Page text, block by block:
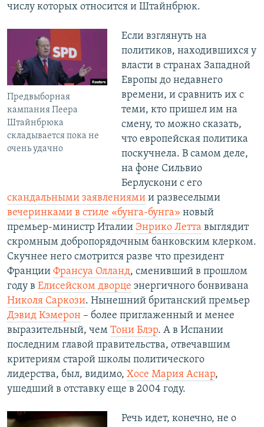
числу которых относится и Штайнбрюк.
Предвыборная
кампания Пеера
Штайнбрюка
складывается пока не
очень удачно
​Если взглянуть на
политиков, находившихся у
власти в странах Западной
Европы до недавнего
времени, и сравнить их с
теми, кто пришел им на
смену, то можно сказать,
что европейская политика
поскучнела. В самом деле,
на фоне Сильвио
Берлускони с его
скандальными заявлениями и развеселыми
вечеринками в стиле «бунга-бунга» новый
премьер-министр Италии Энрико Летта выглядит
скромным добропорядочным банковским клерком.
Скучнее него смотрится разве что президент
Франции Франсуа Олланд, сменивший в прошлом
году в Елисейском дворце энергичного бонвивана
Николя Саркози. Нынешний британский премьер
Дэвид Кэмерон – более приглаженный и менее
выразительный, чем Тони Блэр. А в Испании
последним главой правительства, отвечавшим
критериям старой школы политического
лидерства, был, видимо, Хосе Мария Аснар,
ушедший в отставку еще в 2004 году.
Речь идет, конечно, не о